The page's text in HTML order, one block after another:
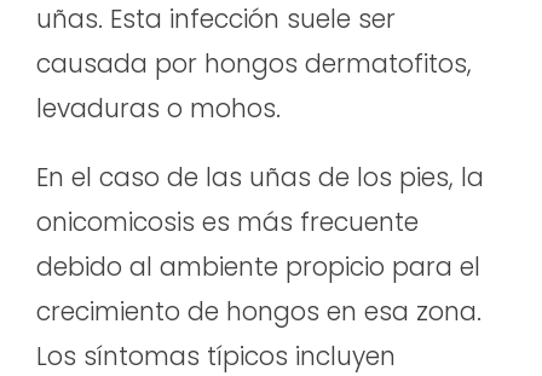
uñas. Esta infección suele ser
causada por hongos dermatofitos,
levaduras o mohos.
En el caso de las uñas de los pies, la
onicomicosis es más frecuente
debido al ambiente propicio para el
crecimiento de hongos en esa zona.
Los síntomas típicos incluyen